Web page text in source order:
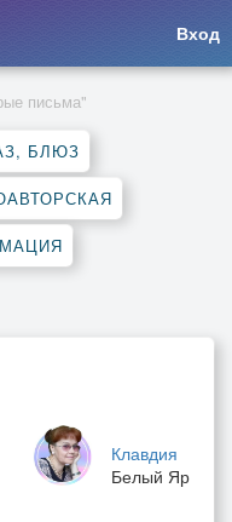
Вход
письма"
БЛЮЗ
Клавдия
Белый Яр